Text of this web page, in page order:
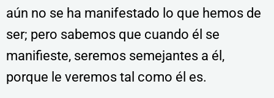
aún no se ha manifestado lo que hemos de
ser; pero sabemos que cuando él se
manifieste, seremos semejantes a él,
porque le veremos tal como él es.